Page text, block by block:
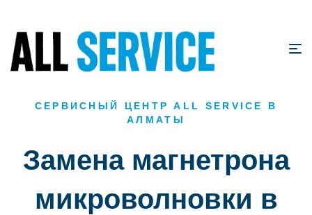
СЕРВИСНЫЙ ЦЕНТР ALL SERVICE В
АЛМАТЫ
Замена магнетрона
микроволновки в